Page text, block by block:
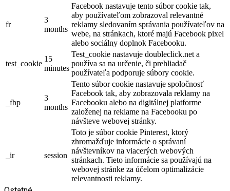
fr
3
months
Facebook nastavuje tento súbor cookie tak,
aby používateľom zobrazoval relevantné
reklamy sledovaním správania používateľov na
webe, na stránkach, ktoré majú Facebook pixel
alebo sociálny doplnok Facebooku.
test_cookie
15
minutes
Test_cookie nastavuje doubleclick.net a
používa sa na určenie, či prehliadač
používateľa podporuje súbory cookie.
_fbp
3
months
Tento súbor cookie nastavuje spoločnosť
Facebook tak, aby zobrazovala reklamy na
Facebooku alebo na digitálnej platforme
založenej na reklame na Facebooku po
návšteve webovej stránky.
_ir session
Toto je súbor cookie Pinterest, ktorý
zhromažďuje informácie o správaní
návštevníkov na viacerých webových
stránkach. Tieto informácie sa používajú na
webovej stránke za účelom optimalizácie
relevantnosti reklamy.